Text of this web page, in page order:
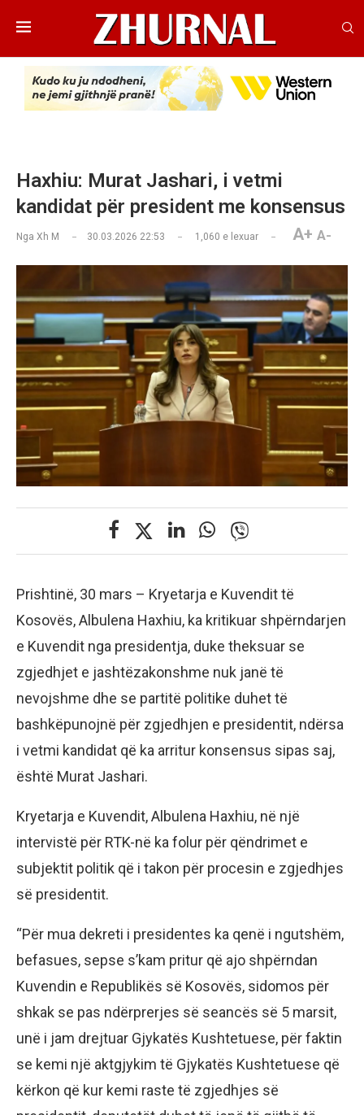
Haxhiu: Murat Jashari, i vetmi
kandidat për president me konsensus
Nga Xh M 30.03.2026 22:53 1,060 e lexuar A+ A-
Prishtinë, 30 mars – Kryetarja e Kuvendit të
Kosovës, Albulena Haxhiu, ka kritikuar shpërndarjen
e Kuvendit nga presidentja, duke theksuar se
zgjedhjet e jashtëzakonshme nuk janë të
nevojshme dhe se partitë politike duhet të
bashkëpunojnë për zgjedhjen e presidentit, ndërsa
i vetmi kandidat që ka arritur konsensus sipas saj,
është Murat Jashari.
Kryetarja e Kuvendit, Albulena Haxhiu, në një
intervistë për RTK-në ka folur për qëndrimet e
subjektit politik që i takon për procesin e zgjedhjes
së presidentit.
“Për mua dekreti i presidentes ka qenë i ngutshëm,
befasues, sepse s’kam pritur që ajo shpërndan
Kuvendin e Republikës së Kosovës, sidomos për
shkak se pas ndërprerjes së seancës së 5 marsit,
unë i jam drejtuar Gjykatës Kushtetuese, për faktin
se kemi një aktgjykim të Gjykatës Kushtetuese që
kërkon që kur kemi raste të zgjedhjes së